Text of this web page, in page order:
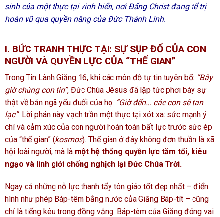
sinh của một thực tại vinh hiển, nơi Đấng Christ đang tể trị
hoàn vũ qua quyền năng của Đức Thánh Linh.
I. BỨC TRANH THỰC TẠI: SỰ SỤP ĐỔ CỦA CON
NGƯỜI VÀ QUYỀN LỰC CỦA “THẾ GIAN”
Trong Tin Lành Giăng 16, khi các môn đồ tự tin tuyên bố: “Bây
giờ chúng con tin”, Đức Chúa Jêsus đã lập tức phơi bày sự
thật về bản ngã yếu đuối của họ: “Giờ đến… các con sẽ tan
lạc”. Lời phán này vạch trần một thực tại xót xa: sức mạnh ý
chí và cảm xúc của con người hoàn toàn bất lực trước sức ép
của “thế gian” (kosmos). Thế gian ở đây không đơn thuần là xã
hội loài người, mà là một hệ thống quyền lực tăm tối, kiêu
ngạo và linh giới chống nghịch lại Đức Chúa Trời.
Ngay cả những nỗ lực thanh tẩy tôn giáo tốt đẹp nhất – điển
hình như phép Báp-têm bằng nước của Giăng Báp-tít – cũng
chỉ là tiếng kêu trong đồng vắng. Báp-têm của Giăng đóng vai